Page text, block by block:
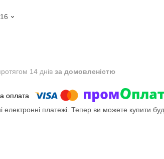
14 днів за домовленістю
електронні платежі. Тепер ви можете купити